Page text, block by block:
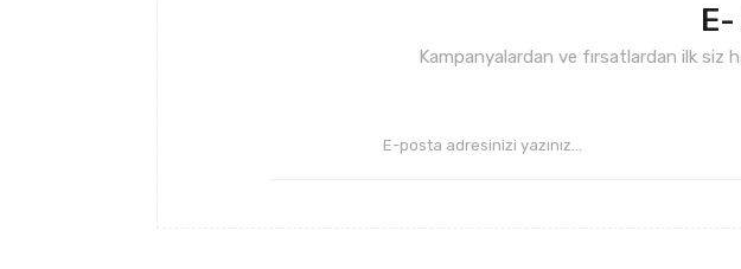
E-
Kampanyalardan ve fırsatlardan ilk siz